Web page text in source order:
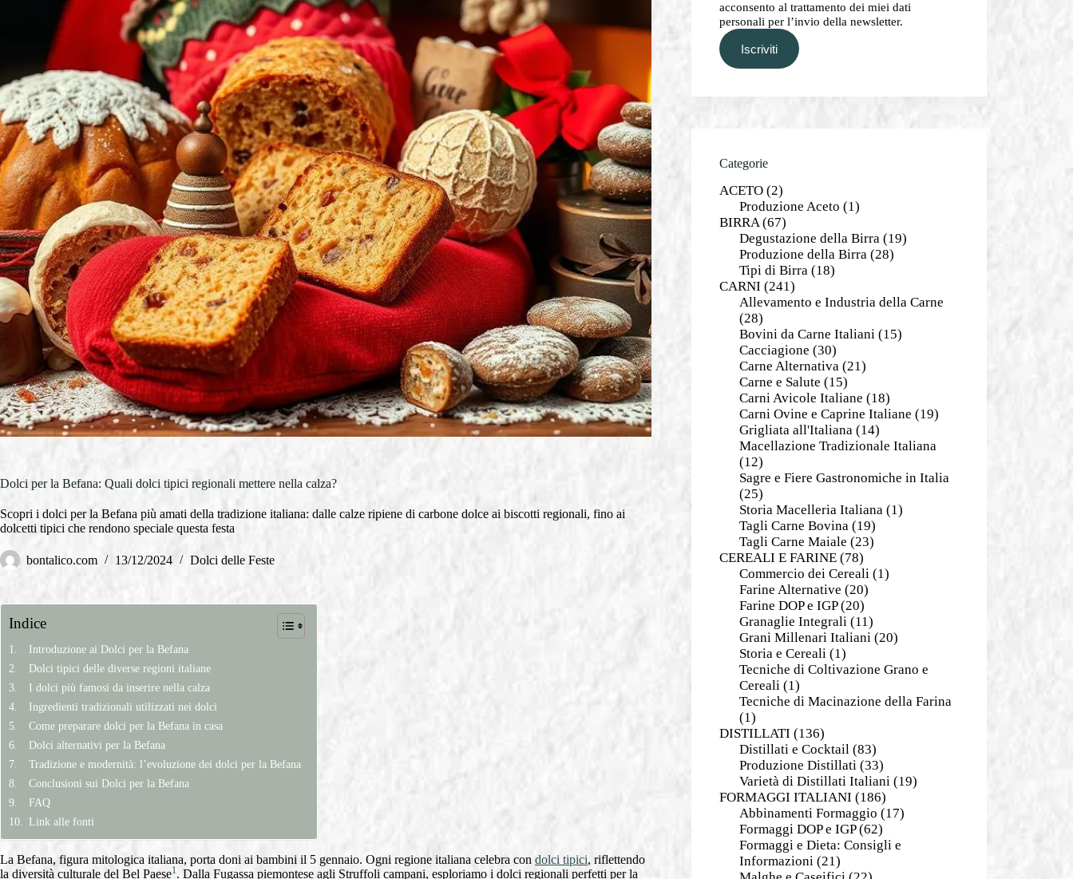
Dolci per la Befana: Quali dolci tipici regionali mettere nella calza?
Scopri i dolci per la Befana più amati della tradizione italiana: dalle calze ripiene di carbone dolce ai biscotti regionali, fino ai
dolcetti tipici che rendono speciale questa festa
bontalico.com 13/12/2024 Dolci delle Feste
Indice
Introduzione ai Dolci per la Befana
Dolci tipici delle diverse regioni italiane
I dolci più famosi da inserire nella calza
Ingredienti tradizionali utilizzati nei dolci
Come preparare dolci per la Befana in casa
Dolci alternativi per la Befana
Tradizione e modernità: l’evoluzione dei dolci per la Befana
Conclusioni sui Dolci per la Befana
FAQ
Link alle fonti
La Befana, figura mitologica italiana, porta doni ai bambini il 5 gennaio. Ogni regione italiana celebra con dolci tipici, riflettendo
la diversità culturale del Bel Paese1. Dalla Fugassa piemontese agli Struffoli campani, esploriamo i dolci regionali perfetti per la
acconsento al trattamento dei miei dati
personali per l’invio della newsletter.
Iscriviti
Categorie
ACETO(2)
Produzione Aceto (1)
BIRRA(67)
Degustazione della Birra (19)
Produzione della Birra (28)
Tipi di Birra (18)
CARNI (241)
Allevamento e Industria della Carne
(28)
Bovini da Carne Italiani (15)
Cacciagione (30)
Carne Alternativa (21)
Carne e Salute (15)
Carni Avicole Italiane (18)
Carni Ovine e Caprine Italiane (19)
Grigliata all'Italiana (14)
Macellazione Tradizionale Italiana
(12)
Sagre e Fiere Gastronomiche in Italia
(25)
Storia Macelleria Italiana (1)
Tagli Carne Bovina (19)
Tagli Carne Maiale (23)
CEREALI E FARINE(78)
Commercio dei Cereali (1)
Farine Alternative (20)
Farine DOP e IGP(20)
Granaglie Integrali (11)
Grani Millenari Italiani (20)
Storia e Cereali (1)
Tecniche di Coltivazione Grano e
Cereali (1)
Tecniche di Macinazione della Farina
(1)
DISTILLATI (136)
Distillati e Cocktail (83)
Produzione Distillati (33)
Varietà di Distillati Italiani (19)
FORMAGGI ITALIANI (186)
Abbinamenti Formaggio (17)
Formaggi DOP e IGP(62)
Formaggi e Dieta: Consigli e
Informazioni (21)